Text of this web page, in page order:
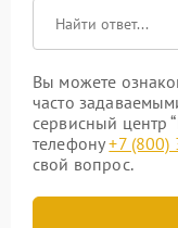
Вы можете
часто
сервисный центр
телефону+7
свой вопрос.